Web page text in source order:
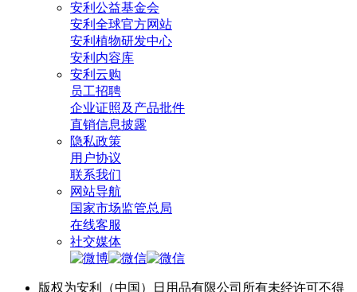
安利公益基金会
安利全球官方网站
安利植物研发中心
安利内容库
安利云购
员工招聘
企业证照及产品批件
直销信息披露
隐私政策
用户协议
联系我们
网站导航
国家市场监管总局
在线客服
社交媒体
版权为安利（中国）日用品有限公司所有未经许可不得